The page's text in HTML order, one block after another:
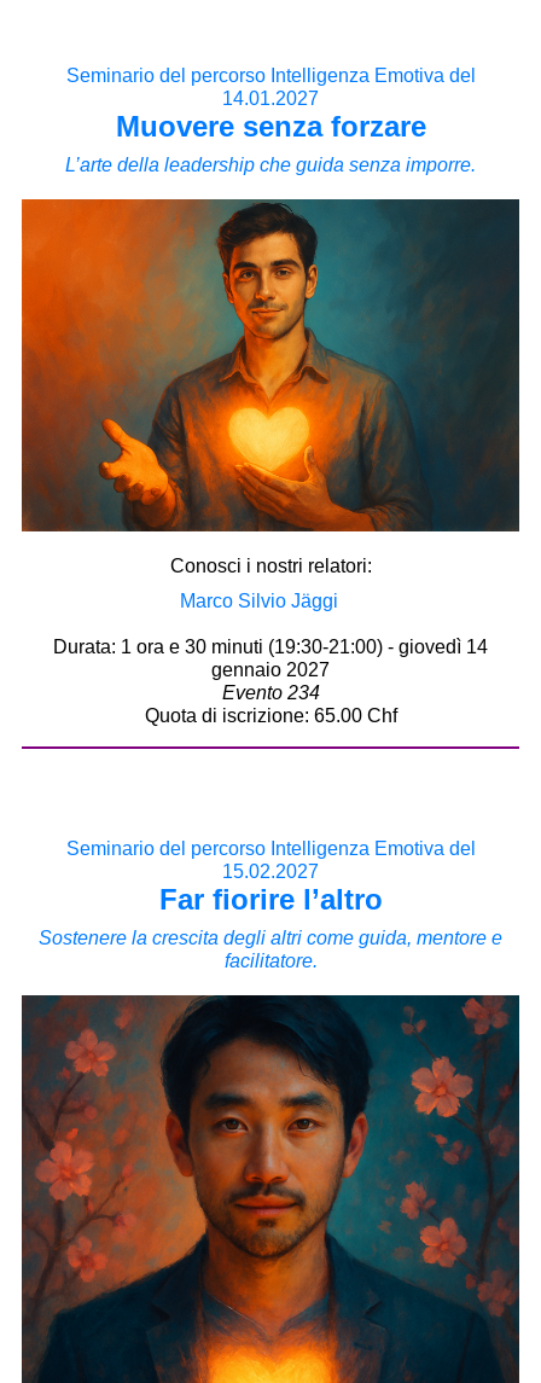
Seminario del percorso Intelligenza Emotiva del
14.01.2027
Muovere senza forzare
L’arte della leadership che guida senza imporre.
Conosci i nostri relatori:
Marco Silvio Jäggi
Durata: 1 ora e 30 minuti (19:30-21:00) - giovedì 14
gennaio 2027
Evento 234
Quota di iscrizione: 65.00 Chf
Seminario del percorso Intelligenza Emotiva del
15.02.2027
Far fiorire l’altro
Sostenere la crescita degli altri come guida, mentore e
facilitatore.